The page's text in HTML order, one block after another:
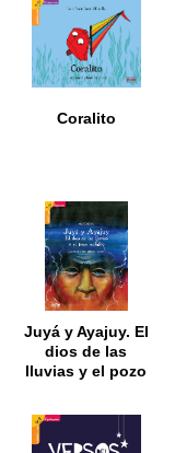
Coralito
Juyá y Ayajuy. El
dios de las
lluvias y el pozo